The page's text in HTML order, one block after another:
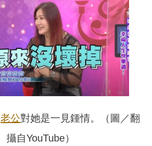
老公對她是一見鍾情。（圖／翻
攝自YouTube）